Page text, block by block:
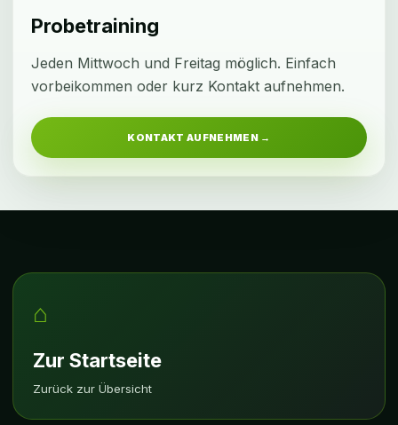
Probetraining
Jeden Mittwoch und Freitag möglich. Einfach
vorbeikommen oder kurz Kontakt aufnehmen.
KONTAKT AUFNEHMEN →
⌂
Zur Startseite
Zurück zur Übersicht